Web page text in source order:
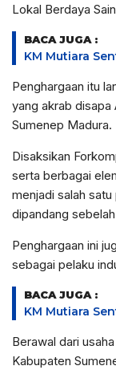
Lokal Berdaya
BACA JUGA :
KM Mutiara
Penghargaan itu
yang akrab
Sumenep Madura.
Disaksikan
serta berbagai
menjadi salah
dipandang
Penghargaan ini
sebagai pelaku
BACA JUGA :
KM Mutiara
Berawal dari
Kabupaten